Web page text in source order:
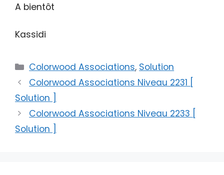
A bientôt
Kassidi
Catégories
Colorwood Associations, Solution
Colorwood Associations Niveau 2231 [
Solution ]
Colorwood Associations Niveau 2233 [
Solution ]